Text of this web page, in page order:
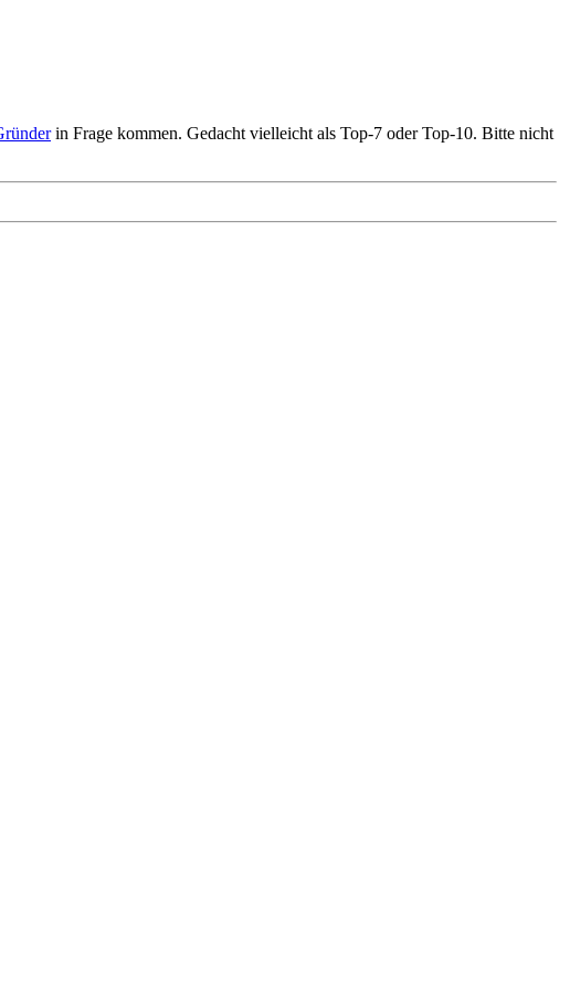
in Frage kommen. Gedacht vielleicht als Top-7 oder Top-10. Bitte nicht